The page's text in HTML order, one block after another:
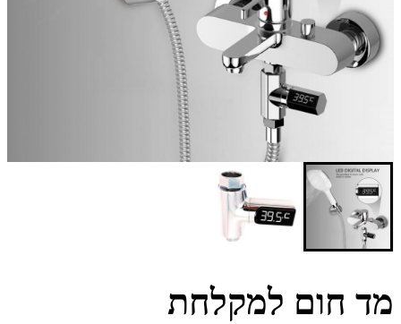
מד חום למקלחת